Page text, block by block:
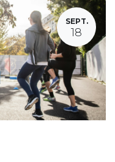
SEPT.
18